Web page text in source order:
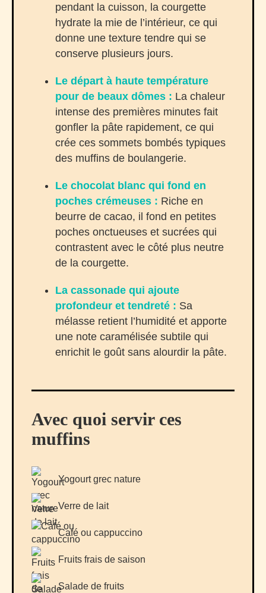
pendant la cuisson, la courgette
hydrate la mie de l’intérieur, ce qui
donne une texture tendre qui se
conserve plusieurs jours.
Le départ à haute température
pour de beaux dômes : La chaleur
intense des premières minutes fait
gonfler la pâte rapidement, ce qui
crée ces sommets bombés typiques
des muffins de boulangerie.
Le chocolat blanc qui fond en
poches crémeuses : Riche en
beurre de cacao, il fond en petites
poches onctueuses et sucrées qui
contrastent avec le côté plus neutre
de la courgette.
La cassonade qui ajoute
profondeur et tendreté : Sa
mélasse retient l’humidité et apporte
une note caramélisée subtile qui
enrichit le goût sans alourdir la pâte.
Avec quoi servir ces
muffins
Yogourt grec nature
Verre de lait
Café ou cappuccino
Fruits frais de saison
Salade de fruits